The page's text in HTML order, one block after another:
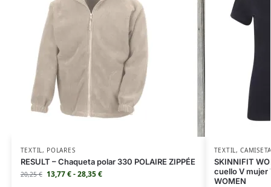
TEXTIL, POLARES
RESULT – Chaqueta polar 330 POLAIRE ZIPPÉE
20,25€ 13,77€-28,35€
TEXTIL,
SKINNIFIT
cuello V mujer
WOMEN